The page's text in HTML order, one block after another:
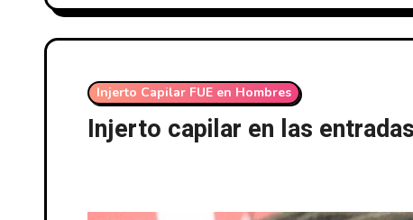
Injerto Capilar FUE en Hombres
Injerto capilar en las